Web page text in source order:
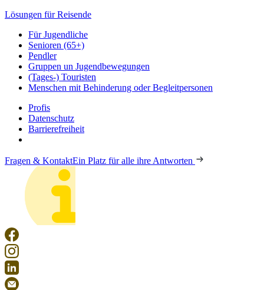
Lösungen für Reisende
Für Jugendliche
Senioren (65+)
Pendler
Gruppen un Jugendbewegungen
(Tages-) Touristen
Menschen mit Behinderung oder Begleitpersonen
Profis
Datenschutz
Barrierefreiheit
Fragen & KontaktEin Platz für alle ihre Antworten